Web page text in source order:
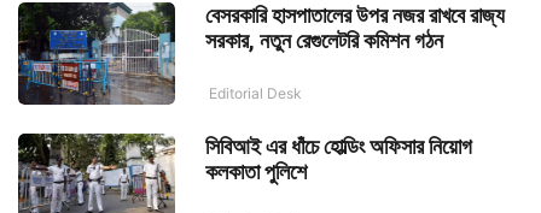
বেসরকারি হাসপাতালের উপর নজর রাখবে রাজ্য
সরকার, নতুন রেগুলেটরি কমিশন গঠন
Editorial Desk
সিবিআই এর ধাঁচে হোল্ডিং অফিসার নিয়োগ
কলকাতা পুলিশে